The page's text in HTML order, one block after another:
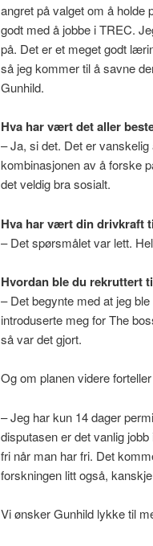
angret på valget om å holde
godt med å jobbe i TREC.
på. Det er et meget godt
så jeg kommer til å savne
Gunhild.
Hva har vært det aller
– Ja, si det. Det er
kombinasjonen av å forske
det veldig bra sosialt.
Hva har vært din drivkraft
– Det spørsmålet var lett.
Hvordan ble du rekruttert
– Det begynte med at jeg
introduserte meg for The
så var det gjort.
Og om planen videre
– Jeg har kun 14 dager
disputasen er det vanlig
fri når man har fri. Det
forskningen litt også, kanskje
Vi ønsker Gunhild lykke til